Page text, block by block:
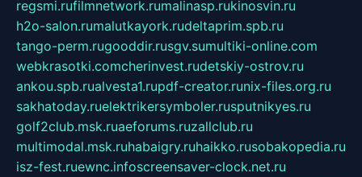
regsmi.rufilmnetwork.rumalinasp.rukinosvin.ru
h2o-salon.rumalutkayork.rudeltaprim.spb.ru
tango-perm.rugooddir.rusgv.sumultiki-online.com
webkrasotki.comcherinvest.rudetskiy-ostrov.ru
ankou.spb.rualvesta1.rupdf-creator.runix-files.org.ru
sakhatoday.ruelektrikersymboler.rusputnikyes.ru
golf2club.msk.ruaeforums.ruzallclub.ru
multimodal.msk.ruhabaigry.ruhaikko.rusobakopedia.ru
isz-fest.ruewnc.infoscreensaver-clock.net.ru